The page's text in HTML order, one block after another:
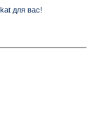
для вас!